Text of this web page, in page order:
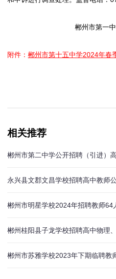
郴州市第一
附件： 郴州市第十五中学2024年春
相关推荐
郴州市第二中学公开招聘（引进）
永兴县文郡文昌学校招聘高中教师
郴州市明星学校2024年招聘教师64
郴州桂阳县子龙学校招聘高中物理
郴州市苏雅学校2023年下期临聘教